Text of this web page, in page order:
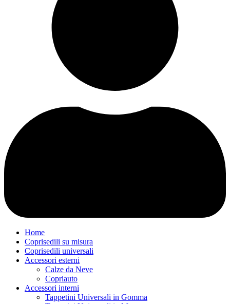
Home
Coprisedili su misura
Coprisedili universali
Accessori esterni
Calze da Neve
Copriauto
Accessori interni
Tappetini Universali in Gomma